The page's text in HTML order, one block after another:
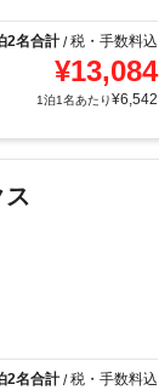
2名合計/税・手数料込
¥13,084
1泊1名あたり¥6,542
2名合計/税・手数料込